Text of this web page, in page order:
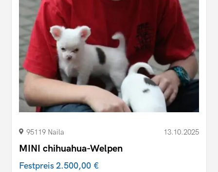
95119 Naila 13.10.2025
MINI chihuahua-Welpen
Festpreis2.500,00 €